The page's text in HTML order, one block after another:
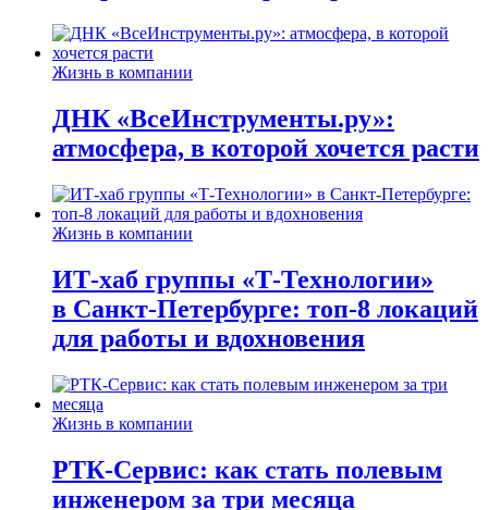
Жизнь в компании
ДНК «ВсеИнструменты.ру»:
атмосфера, в которой хочется расти
Жизнь в компании
ИТ-хаб группы «Т-Технологии»
в Санкт-Петербурге: топ-8 локаций
для работы и вдохновения
Жизнь в компании
РТК-Сервис: как стать полевым
инженером за три месяца